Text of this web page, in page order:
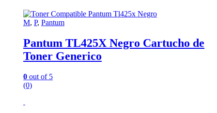
M, P, Pantum
Pantum TL425X Negro Cartucho de
Toner Generico
0 out of 5
(0)